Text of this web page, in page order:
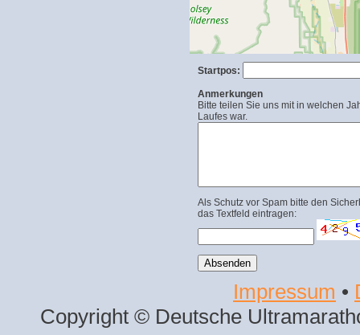
Startpos:
Anmerkungen
Bitte teilen Sie uns mit in welchen
Laufes war.
Als Schutz vor Spam bitte den
das Textfeld eintragen:
Impressum •
Copyright © Deutsche